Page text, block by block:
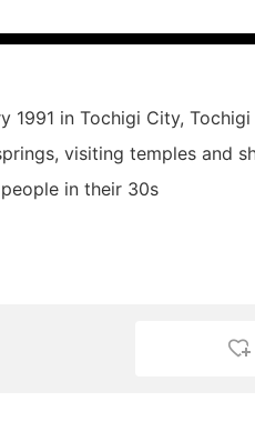
1991 in Tochigi City,
visiting temples and
in their 30s